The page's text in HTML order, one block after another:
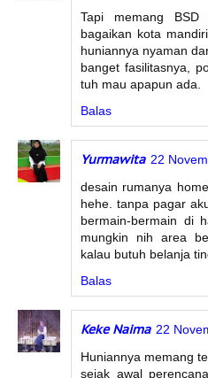
Tapi memang
bagaikan kota
huniannya nyaman
banget fasilitasnya,
tuh mau apapun ada.
Balas
Yurmawita 22
desain rumanya
hehe. tanpa pagar
bermain-bermain di
mungkin nih area
kalau butuh belanja
Balas
Keke Naima 22
Huniannya memang
sejak awal